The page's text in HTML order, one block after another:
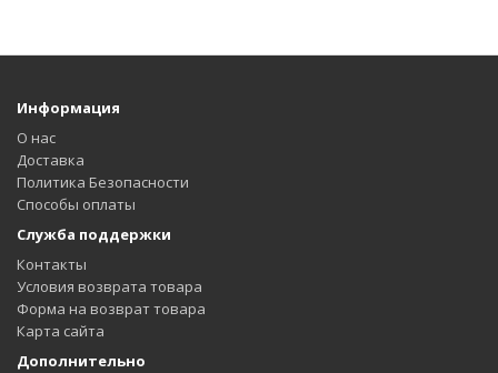
Информация
О нас
Доставка
Политика Безопасности
Способы оплаты
Служба поддержки
Контакты
Условия возврата товара
Форма на возврат товара
Карта сайта
Дополнительно